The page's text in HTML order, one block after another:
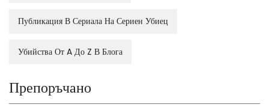
Публикация В Сериала На Сериен Убиец
Убийства От A До Z В Блога
Препоръчано